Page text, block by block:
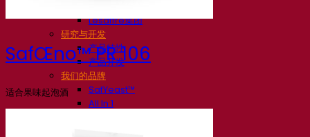
Lesaffre集团
研究与开发
产品特性
产品开发
我们的品牌
SafYeast™
All In 1
SafŒno™ PR 106
适合果味起泡酒